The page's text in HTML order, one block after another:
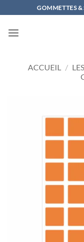
au
contenu
GOMMETTES &
ACCUEIL /